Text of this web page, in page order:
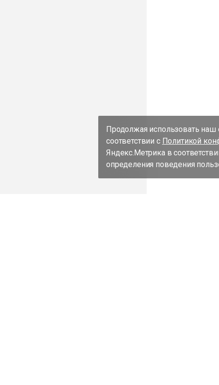
Продолжая использовать наш
соответствии с Политикой
Яндекс.Метрика в
определения поведения